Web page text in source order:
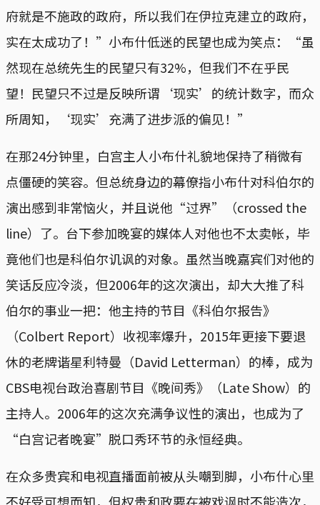
府就是不施政的政府，所以我们在伊拉克建立的政府，
实在太成功了！”小布什低迷的民望也成为笑点：“虽
然现在总统先生的民望只有32%，但我们不在乎民
望！民望只不过是反映所谓‘现实’的统计数字，而众
所周知，‘现实’充满了进步派的偏见！”
在那24分钟里，白宫主人小布什礼貌地保持了稍微有
点僵硬的笑容。但总统身边的幕僚指小布什对科伯尔的
演出感到非常恼火，并且说他“过界”（crossed the
line）了。台下参加晚宴的媒体人对他也不太卖帐，毕
竟他们也是科伯尔讥讽的对象。虽然当晚嘉宾们对他的
笑话反应冷淡，但2006年的这次演出，却大大推了科
伯尔的事业一把：他主持的节目《科伯尔报告》
（Colbert Report）收视率爆升，2015年更接下要退
休的老牌谐星利特曼（David Letterman）的棒，成为
CBS电视台政治喜剧节目《晚间秀》（Late Show）的
主持人。2006年的这次充满争议性的演出，也成为了
“白宫记者晚宴”脱口秀环节的永恒经典。
在众多贵宾和电视直播面前被从头嘲到脚，小布什心里
不好受可想而知，但权贵和政要在被戏讽时不能造次，